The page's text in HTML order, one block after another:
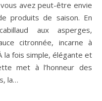
produits de saison. En
aux asperges,
citronnée, incarne à
la fois simple, élégante et
met à l’honneur des
la…